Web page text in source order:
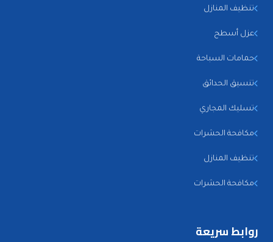
تنظيف المنازل
عزل أسطح
حمامات السباحة
تنسيق الحدائق
تسليك المجاري
مكافحة الحشرات
تنظيف المنازل
مكافحة الحشرات
روابط سريعة